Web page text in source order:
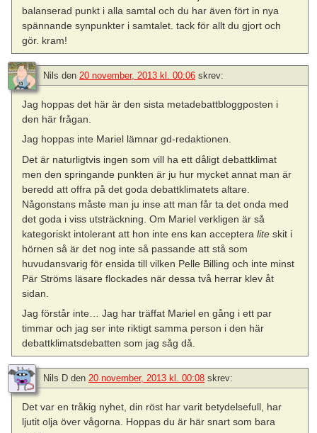
balanserad punkt i alla samtal och du har även fört in nya
spännande synpunkter i samtalet. tack för allt du gjort och
gör. kram!
Nils den 20 november, 2013 kl. 00:06 skrev:
Jag hoppas det här är den sista metadebattbloggposten i
den här frågan.
Jag hoppas inte Mariel lämnar gd-redaktionen.
Det är naturligtvis ingen som vill ha ett dåligt debattklimat
men den springande punkten är ju hur mycket annat man är
beredd att offra på det goda debattklimatets altare.
Någonstans måste man ju inse att man får ta det onda med
det goda i viss utsträckning. Om Mariel verkligen är så
kategoriskt intolerant att hon inte ens kan accepteralite skit i
hörnen så är det nog inte så passande att stå som
huvudansvarig för ensida till vilken Pelle Billing och inte minst
Pär Ströms läsare flockades när dessa två herrar klev åt
sidan.
Jag förstår inte… Jag har träffat Mariel en gång i ett par
timmar och jag ser inte riktigt samma person i den här
debattklimatsdebatten som jag såg då.
Nils D den 20 november, 2013 kl. 00:08 skrev:
Det var en tråkig nyhet, din röst har varit betydelsefull, har
ljutit olja över vågorna. Hoppas du är här snart som bara